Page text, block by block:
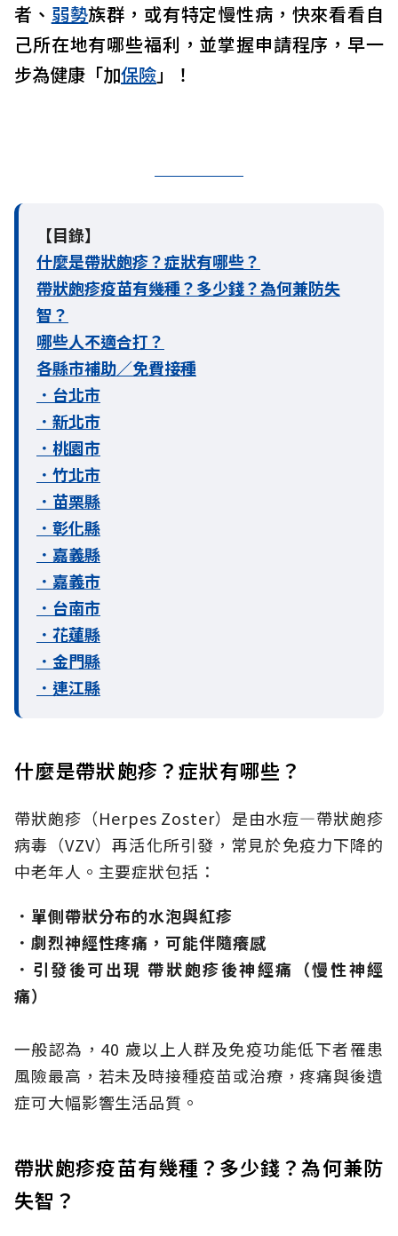
者、 弱勢族群，或有特定慢性病，快來看看自
己所在地有哪些福利，並掌握申請程序，早一
步為健康「加保險」！
【目錄】
什麼是帶狀皰疹？症狀有哪些？
帶狀皰疹疫苗有幾種？多少錢？為何兼防失
智？
哪些人不適合打？
各縣市補助／免費接種
．台北市
．新北市
．桃園市
．竹北市
．苗栗縣
． 彰化縣
．嘉義縣
．嘉義市
．台南市
．花蓮縣
．金門縣
．連江縣
什麼是帶狀皰疹？症狀有哪些？
帶狀皰疹（Herpes Zoster）是由水痘—帶狀皰疹
病毒（VZV）再活化所引發，常見於免疫力下降的
中老年人。主要症狀包括：
．單側帶狀分布的水泡與紅疹
．劇烈神經性疼痛，可能伴隨癢感
．引發後可出現 帶狀皰疹後神經痛（慢性神經
痛）
一般認為，40 歲以上人群及免疫功能低下者罹患
風險最高，若未及時接種疫苗或治療，疼痛與後遺
症可大幅影響生活品質。
帶狀皰疹疫苗有幾種？多少錢？為何兼防
失智？